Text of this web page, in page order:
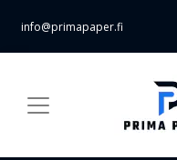
info@primapaper.fi